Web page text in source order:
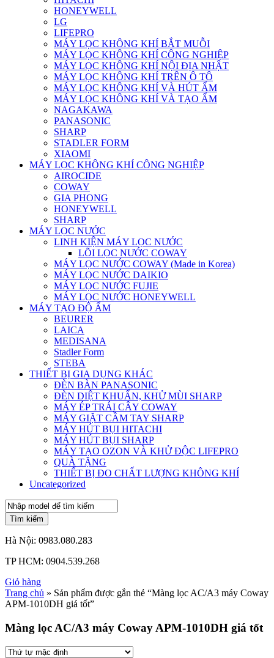
HONEYWELL
LG
LIFEPRO
MÁY LỌC KHÔNG KHÍ BẮT MUỖI
MÁY LỌC KHÔNG KHÍ CÔNG NGHIỆP
MÁY LỌC KHÔNG KHÍ NỘI ĐỊA NHẬT
MÁY LỌC KHÔNG KHÍ TRÊN Ô TÔ
MÁY LỌC KHÔNG KHÍ VÀ HÚT ẨM
MÁY LỌC KHÔNG KHÍ VÀ TẠO ẨM
NAGAKAWA
PANASONIC
SHARP
STADLER FORM
XIAOMI
MÁY LỌC KHÔNG KHÍ CÔNG NGHIỆP
AIROCIDE
COWAY
GIA PHONG
HONEYWELL
SHARP
MÁY LỌC NƯỚC
LINH KIỆN MÁY LỌC NƯỚC
LÕI LỌC NƯỚC COWAY
MÁY LỌC NƯỚC COWAY (Made in Korea)
MÁY LỌC NƯỚC DAIKIO
MÁY LỌC NƯỚC FUJIE
MÁY LỌC NƯỚC HONEYWELL
MÁY TẠO ĐỘ ẨM
BEURER
LAICA
MEDISANA
Stadler Form
STEBA
THIẾT BỊ GIA DỤNG KHÁC
ĐÈN BÀN PANASONIC
ĐÈN DIỆT KHUẨN, KHỬ MÙI SHARP
MÁY ÉP TRÁI CÂY COWAY
MÁY GIẶT CẦM TAY SHARP
MÁY HÚT BỤI HITACHI
MÁY HÚT BỤI SHARP
MÁY TẠO OZON VÀ KHỬ ĐỘC LIFEPRO
QUÀ TẶNG
THIẾT BỊ ĐO CHẤT LƯỢNG KHÔNG KHÍ
Uncategorized
Tìm kiếm
Hà Nội: 0983.080.283
TP HCM: 0904.539.268
Giỏ hàng
Trang chủ » Sản phẩm được gắn thẻ “Màng lọc AC/A3 máy Coway
APM-1010DH giá tốt”
Màng lọc AC/A3 máy Coway APM-1010DH giá tốt